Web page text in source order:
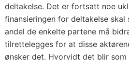
deltakelse. Det er fortsatt noe
finansieringen for deltakelse
andel de enkelte partene må
tilrettelegges for at disse
ønsker det. Hvorvidt det blir som